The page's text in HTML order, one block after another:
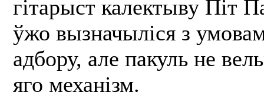
гітарыст калектыву Піт
ўжо вызначыліся з
адбору, але пакуль не
яго механізм.